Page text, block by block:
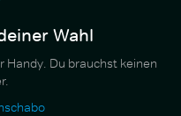
Wahl
Handy. Du brauchst keinen